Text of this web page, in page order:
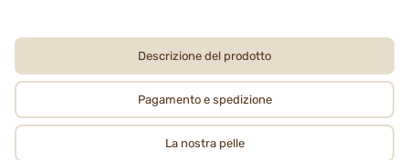
Descrizione del prodotto
Pagamento e spedizione
La nostra pelle